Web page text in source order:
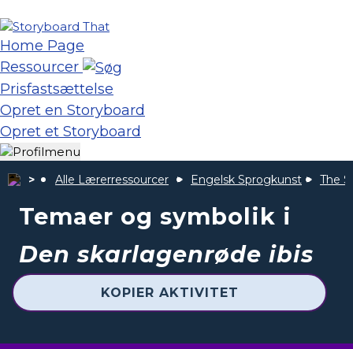
Home Page
Ressourcer
Prisfastsættelse
Opret en Storyboard
Opret et Storyboard
Alle Lærerressourcer Engelsk Sprogkunst The
Temaer og symbolik i
Den skarlagenrøde ibis
KOPIER AKTIVITET